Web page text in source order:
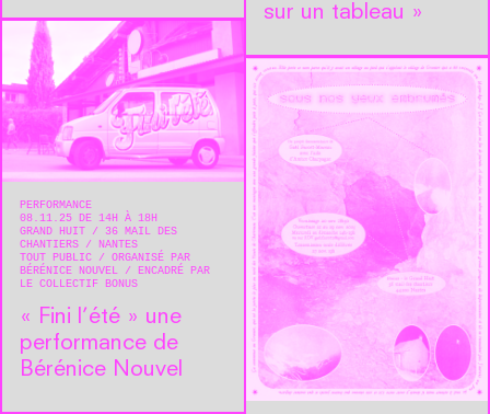
sur un tableau »
PERFORMANCE
08.11.25 DE 14H À 18H
GRAND HUIT
36 MAIL DES
CHANTIERS
NANTES
TOUT PUBLIC
ORGANISÉ PAR
BÉRÉNICE NOUVEL
ENCADRÉ PAR
LE COLLECTIF BONUS
« Fini l’été » une
performance de
Bérénice Nouvel